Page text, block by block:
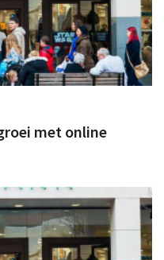
met online